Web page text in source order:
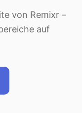
von Remixr –
auf